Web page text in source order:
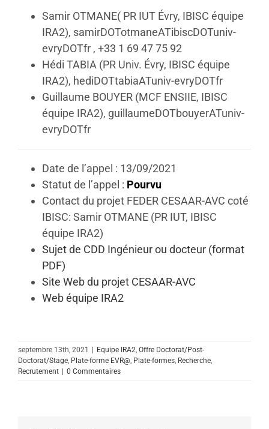
Samir OTMANE( PR IUT Évry, IBISC équipe
IRA2), samirDOTotmaneATibiscDOTuniv-
evryDOTfr , +33 1 69 47 75 92
Hédi TABIA (PR Univ. Évry, IBISC équipe
IRA2), hediDOTtabiaATuniv-evryDOTfr
Guillaume BOUYER (MCF ENSIIE, IBISC
équipe IRA2), guillaumeDOTbouyerATuniv-
evryDOTfr
Date de l’appel : 13/09/2021
Statut de l’appel : Pourvu
Contact du projet FEDER CESAAR-AVC coté
IBISC: Samir OTMANE (PR IUT, IBISC
équipe IRA2)
Sujet de CDD Ingénieur ou docteur (format
PDF)
Site Web du projet CESAAR-AVC
Web équipe IRA2
septembre 13th, 2021 Equipe IRA2, Offre Doctorat/Post-
Doctorat/Stage, Plate-forme EVR@, Plate-formes, Recherche,
Recrutement
0 Commentaires